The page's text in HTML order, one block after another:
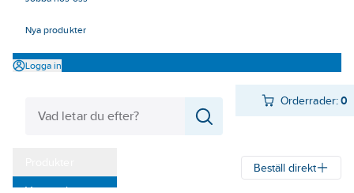
Nya produkter
Logga in
Orderrader:0
Beställ direkt